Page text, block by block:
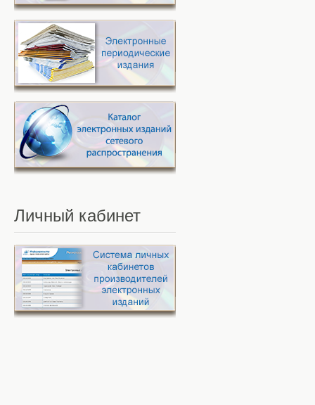
Личный кабинет